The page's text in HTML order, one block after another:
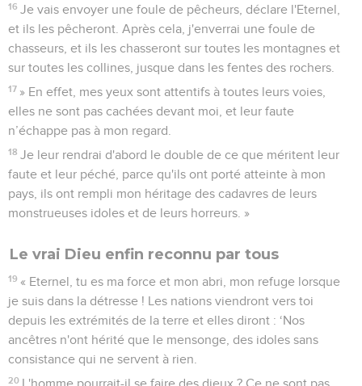
16 Je vais envoyer une foule de pêcheurs, déclare l'Eternel,
et ils les pêcheront. Après cela, j'enverrai une foule de
chasseurs, et ils les chasseront sur toutes les montagnes et
sur toutes les collines, jusque dans les fentes des rochers.
17 » En effet, mes yeux sont attentifs à toutes leurs voies,
elles ne sont pas cachées devant moi, et leur faute
n’échappe pas à mon regard.
18 Je leur rendrai d'abord le double de ce que méritent leur
faute et leur péché, parce qu'ils ont porté atteinte à mon
pays, ils ont rempli mon héritage des cadavres de leurs
monstrueuses idoles et de leurs horreurs. »
Le vrai Dieu enfin reconnu par tous
19 « Eternel, tu es ma force et mon abri, mon refuge lorsque
je suis dans la détresse ! Les nations viendront vers toi
depuis les extrémités de la terre et elles diront : ‘Nos
ancêtres n'ont hérité que le mensonge, des idoles sans
consistance qui ne servent à rien.
20 L'homme pourrait-il se faire des dieux ? Ce ne sont pas